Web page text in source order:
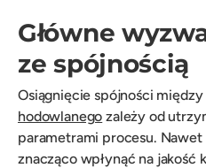
Główne
ze spójnością
Osiągnięcie spójności
hodowlanego zależy od
parametrami procesu.
znacząco wpłynąć na